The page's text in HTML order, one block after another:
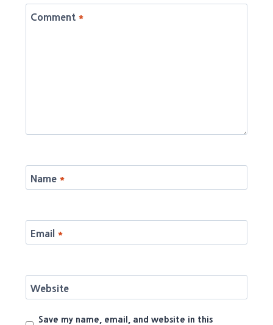
Comment *
Name *
Email *
Website
Save my name, email, and website in this